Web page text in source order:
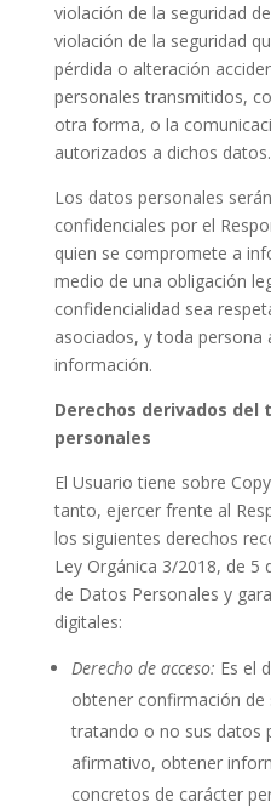
violación de la seguridad
violación de la seguridad
pérdida o alteración
personales transmitidos,
otra forma, o la
autorizados a dichos datos.
Los datos personales
confidenciales por el
quien se compromete a
medio de una obligación
confidencialidad sea
asociados, y toda persona
información.
Derechos derivados
personales
El Usuario tiene sobre
tanto, ejercer frente al
los siguientes derechos
Ley Orgánica 3/2018, de 5
de Datos Personales y
digitales:
Derecho de acceso: Es el
obtener confirmación de
tratando o no sus datos
afirmativo, obtener
concretos de carácter